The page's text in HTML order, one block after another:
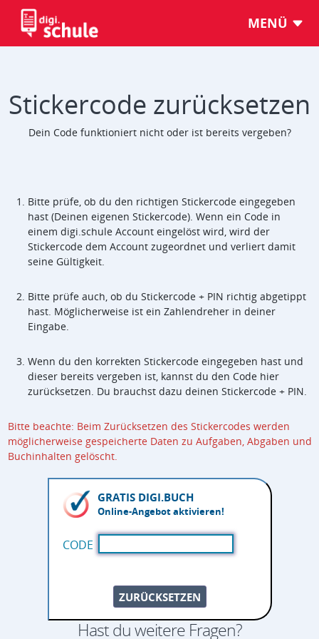
MENÜ
Stickercode zurücksetzen
Dein Code funktioniert nicht oder ist bereits vergeben?
Bitte prüfe, ob du den richtigen Stickercode eingegeben
hast (Deinen eigenen Stickercode). Wenn ein Code in
einem digi.schule Account eingelöst wird, wird der
Stickercode dem Account zugeordnet und verliert damit
seine Gültigkeit.
Bitte prüfe auch, ob du Stickercode + PIN richtig abgetippt
hast. Möglicherweise ist ein Zahlendreher in deiner
Eingabe.
Wenn du den korrekten Stickercode eingegeben hast und
dieser bereits vergeben ist, kannst du den Code hier
zurücksetzen. Du brauchst dazu deinen Stickercode + PIN.
Bitte beachte: Beim Zurücksetzen des Stickercodes werden
möglicherweise gespeicherte Daten zu Aufgaben, Abgaben und
Buchinhalten gelöscht.
GRATIS DIGI.BUCH
Online-Angebot aktivieren!
CODE
ZURÜCKSETZEN
Hast du weitere Fragen?